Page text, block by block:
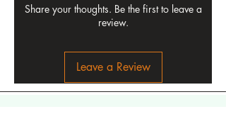
Share your thoughts. Be the first to leave a
review.
Leave a Review